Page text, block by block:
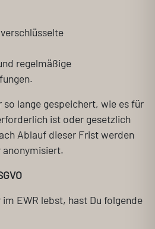
regelmäßige
so lange gespeichert, wie es für
ist oder gesetzlich
Ablauf dieser Frist werden
anonymisiert.
EWR lebst, hast Du folgende